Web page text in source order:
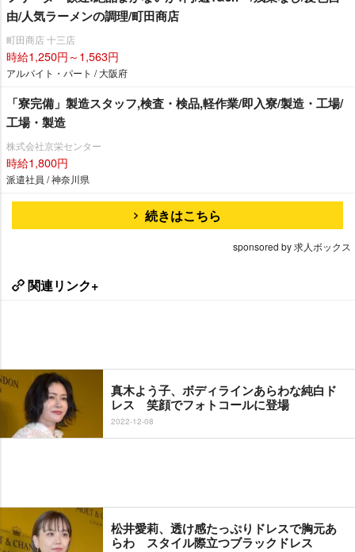
由/人気ラーメンの調理/町田商店
町田商店 十三店
時給1,250円～1,563円
アルバイト・パート / 大阪府
「寮完備」製造スタッフ,検査・検品,軽作業/即入寮/製造・工場/
工場・製造
株式会社京栄センター
時給1,800円
派遣社員 / 神奈川県
続きはこちら
sponsored by 求人ボックス
関連リンク+
真木よう子、ボディラインあらわな純白ド
レス 笑顔でフォトコールに登場
2022-12-08
松井愛莉、透け感たっぷりドレスで胸元あ
らわ スタイル際立つブラックドレス